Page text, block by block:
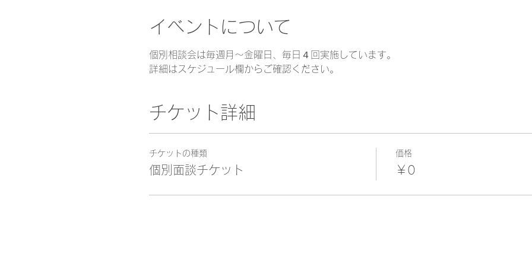
イベントについて
個別相談会は毎週月～金曜日、毎日４回実施しています。
詳細はスケジュール欄からご確認ください。
チケット詳細
チケットの種類
個別面談チケット
価格
￥0